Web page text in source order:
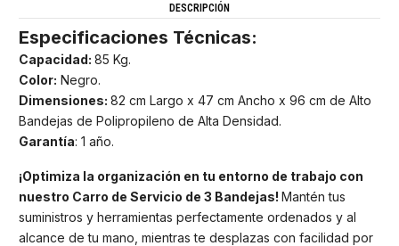
DESCRIPCIÓN
Especificaciones Técnicas:
Capacidad: 85 Kg.
Color: Negro.
Dimensiones: 82 cm Largo x 47 cm Ancho x 96 cm de Alto
Bandejas de Polipropileno de Alta Densidad.
Garantía: 1 año.
¡Optimiza la organización en tu entorno de trabajo con
nuestro Carro de Servicio de 3 Bandejas! Mantén tus
suministros y herramientas perfectamente ordenados y al
alcance de tu mano, mientras te desplazas con facilidad por